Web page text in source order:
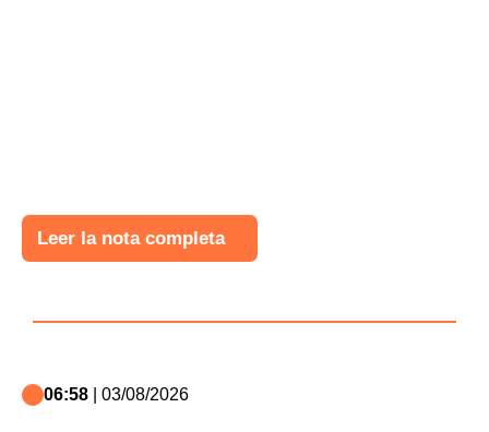
Leer la nota completa
06:58 | 03/08/2026